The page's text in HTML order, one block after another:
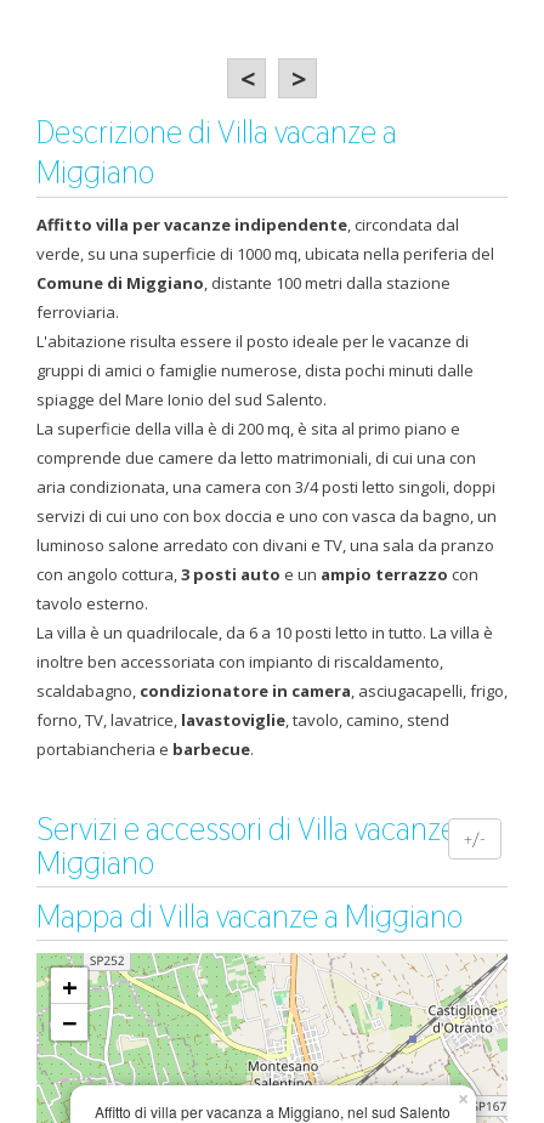
< >
Descrizione di Villa vacanze a
Miggiano
Affitto villa per vacanze indipendente, circondata dal
verde, su una superficie di 1000 mq, ubicata nella periferia del
Comune di Miggiano, distante 100 metri dalla stazione
ferroviaria.
L'abitazione risulta essere il posto ideale per le vacanze di
gruppi di amici o famiglie numerose, dista pochi minuti dalle
spiagge del Mare Ionio del sud Salento.
La superficie della villa è di 200 mq, è sita al primo piano e
comprende due camere da letto matrimoniali, di cui una con
aria condizionata, una camera con 3/4 posti letto singoli, doppi
servizi di cui uno con box doccia e uno con vasca da bagno, un
luminoso salone arredato con divani e TV, una sala da pranzo
con angolo cottura,3 posti auto e un ampio terrazzo con
tavolo esterno.
La villa è un quadrilocale, da 6 a 10 posti letto in tutto. La villa è
inoltre ben accessoriata con impianto di riscaldamento,
scaldabagno, condizionatore in camera, asciugacapelli, frigo,
forno, TV, lavatrice, lavastoviglie, tavolo, camino, stend
portabiancheria e barbecue.
Servizi e accessori di Villa vacanze a
Miggiano
+/-
Mappa di Villa vacanze a Miggiano
Affitto di villa per vacanza a Miggiano, nel sud Salento ×
+
−